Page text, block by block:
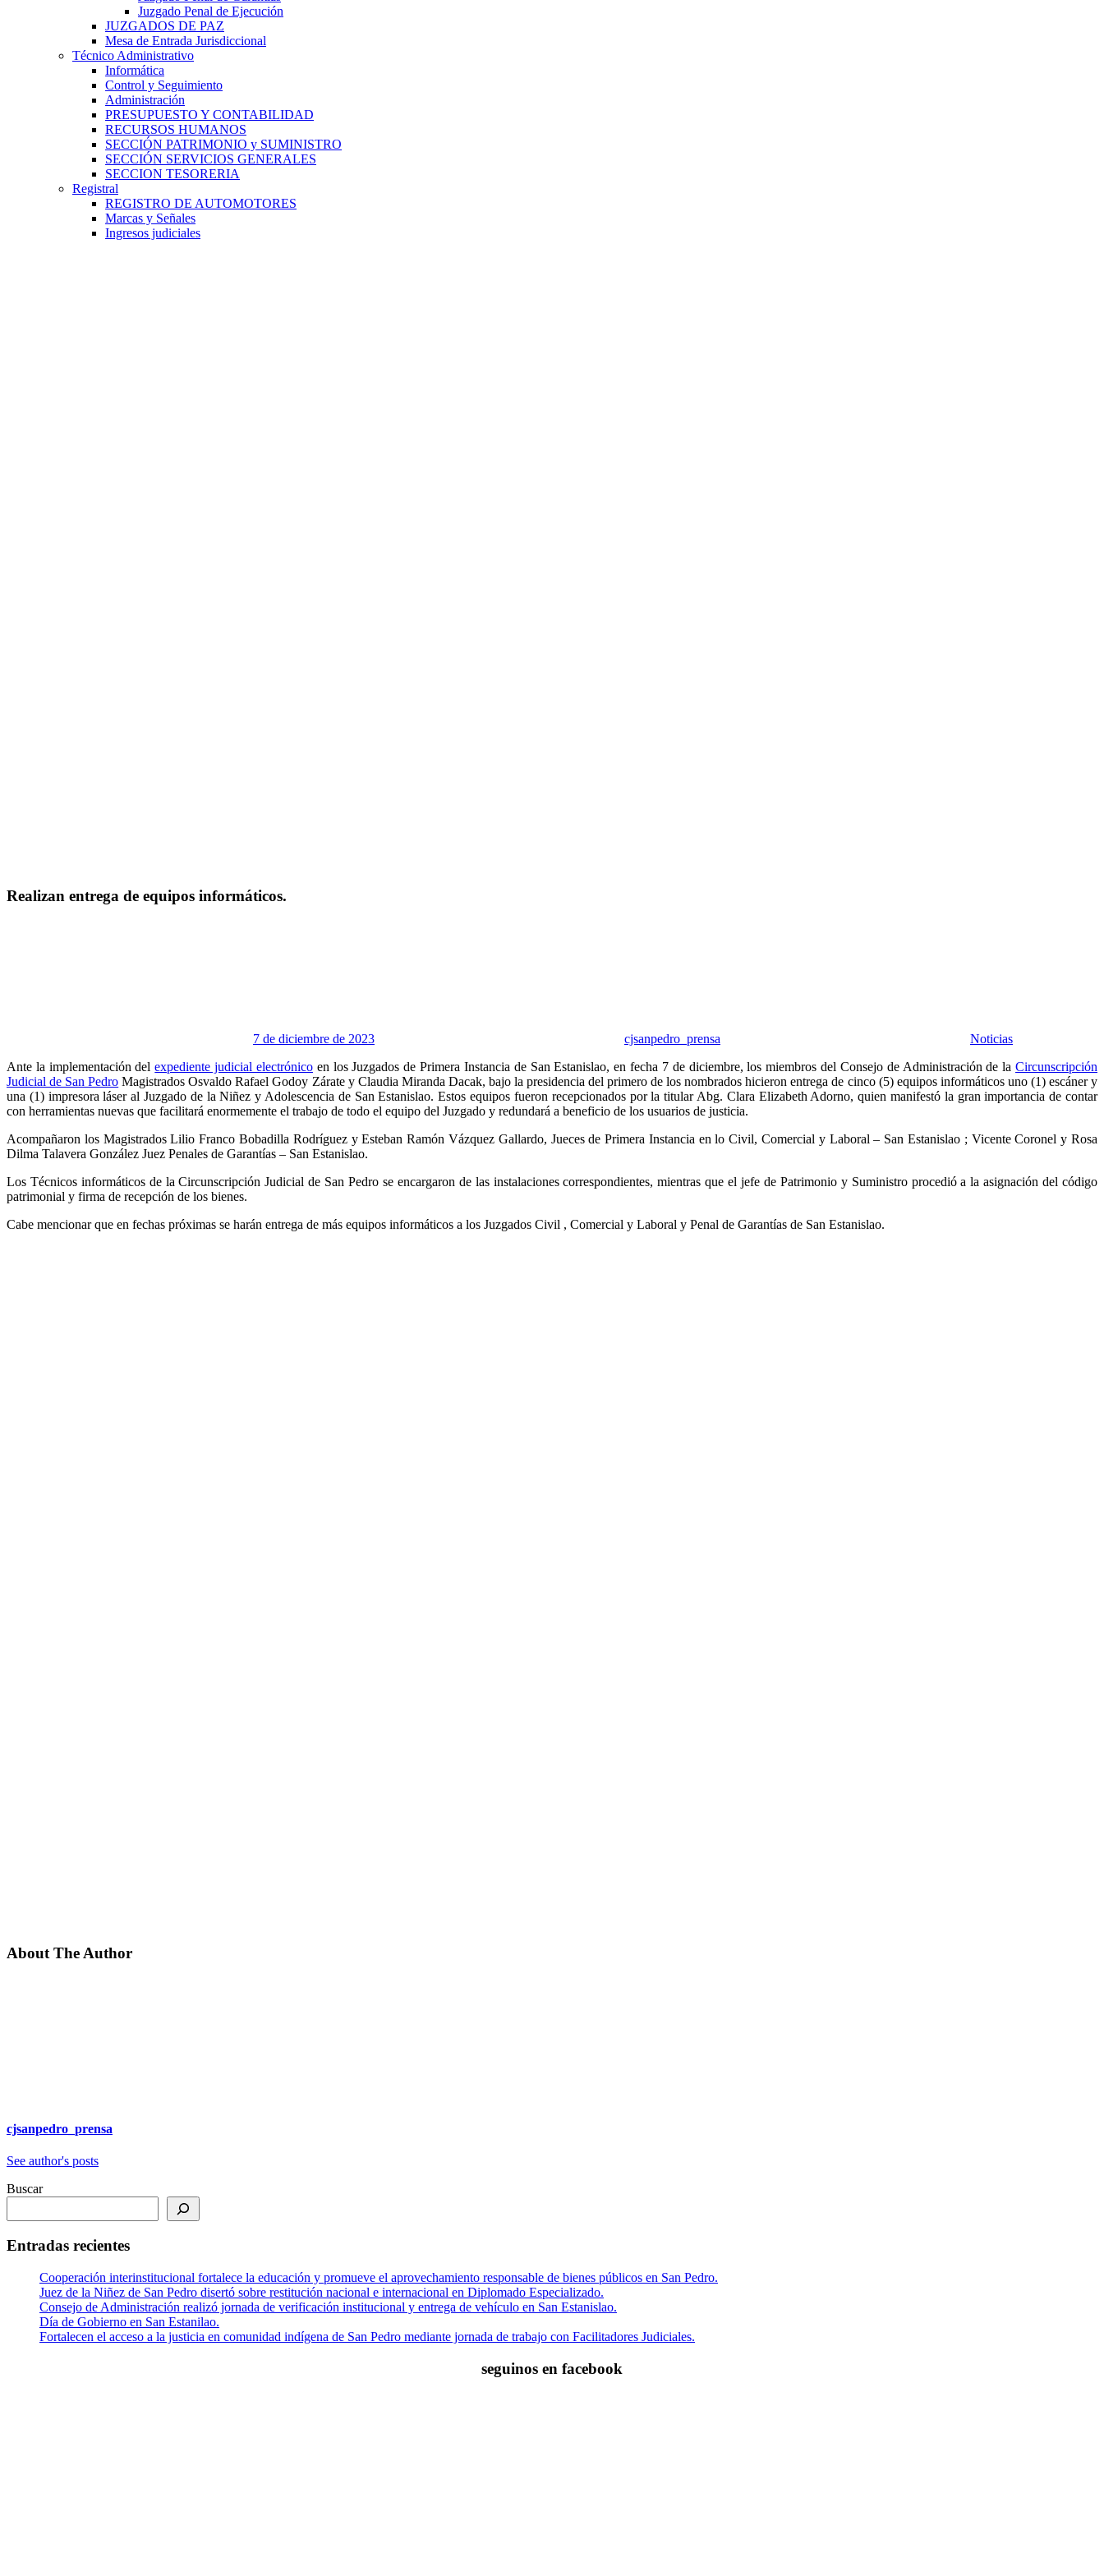
Juzgado Penal de Ejecución
JUZGADOS DE PAZ
Mesa de Entrada Jurisdiccional
Técnico Administrativo
Informática
Control y Seguimiento
Administración
PRESUPUESTO Y CONTABILIDAD
RECURSOS HUMANOS
SECCIÓN PATRIMONIO y SUMINISTRO
SECCIÓN SERVICIOS GENERALES
SECCION TESORERIA
Registral
REGISTRO DE AUTOMOTORES
Marcas y Señales
Ingresos judiciales
Realizan entrega de equipos informáticos.
7 de diciembre de 2023 cjsanpedro_prensa
Noticias
Ante la implementación delexpediente judicial electrónicoen los Juzgados de Primera Instancia de San Estanislao, en fecha 7 de diciembre, los miembros del Consejo de Administración de laCircunscripción
Judicial de San Pedro Magistrados Osvaldo Rafael Godoy Zárate y Claudia Miranda Dacak, bajo la presidencia del primero de los nombrados hicieron entrega de cinco (5) equipos informáticos uno (1) escáner y
una (1) impresora láser al Juzgado de la Niñez y Adolescencia de San Estanislao. Estos equipos fueron recepcionados por la titular Abg. Clara Elizabeth Adorno, quien manifestó la gran importancia de contar
con herramientas nuevas que facilitará enormemente el trabajo de todo el equipo del Juzgado y redundará a beneficio de los usuarios de justicia.
Acompañaron los Magistrados Lilio Franco Bobadilla Rodríguez y Esteban Ramón Vázquez Gallardo, Jueces de Primera Instancia en lo Civil, Comercial y Laboral – San Estanislao ; Vicente Coronel y Rosa
Dilma Talavera González Juez Penales de Garantías – San Estanislao.
Los Técnicos informáticos de la Circunscripción Judicial de San Pedro se encargaron de las instalaciones correspondientes, mientras que el jefe de Patrimonio y Suministro procedió a la asignación del código
patrimonial y firma de recepción de los bienes.
Cabe mencionar que en fechas próximas se harán entrega de más equipos informáticos a los Juzgados Civil , Comercial y Laboral y Penal de Garantías de San Estanislao.
About The Author
cjsanpedro_prensa
See author's posts
Buscar
Entradas recientes
Cooperación interinstitucional fortalece la educación y promueve el aprovechamiento responsable de bienes públicos en San Pedro.
Juez de la Niñez de San Pedro disertó sobre restitución nacional e internacional en Diplomado Especializado.
Consejo de Administración realizó jornada de verificación institucional y entrega de vehículo en San Estanislao.
Día de Gobierno en San Estanilao.
Fortalecen el acceso a la justicia en comunidad indígena de San Pedro mediante jornada de trabajo con Facilitadores Judiciales.
seguinos en facebook